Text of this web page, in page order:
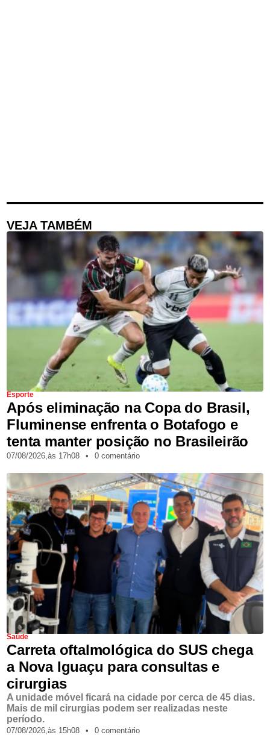
VEJA TAMBÉM
Esporte
Após eliminação na Copa do Brasil,
Fluminense enfrenta o Botafogo e
tenta manter posição no Brasileirão
07/08/2026,às 17h08 • 0 comentário
Saúde
Carreta oftalmológica do SUS chega
a Nova Iguaçu para consultas e
cirurgias
A unidade móvel ficará na cidade por cerca de 45 dias.
Mais de mil cirurgias podem ser realizadas neste
período.
07/08/2026,às 15h08 • 0 comentário